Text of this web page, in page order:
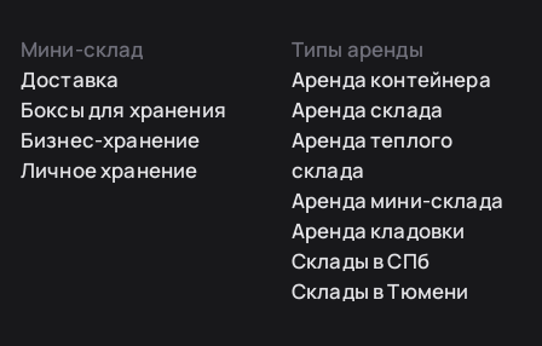
Мини-склад
Доставка
Боксы для хранения
Бизнес-хранение
Личное хранение
Типы аренды
Аренда контейнера
Аренда склада
Аренда теплого
склада
Аренда мини-склада
Аренда кладовки
Склады в СПб
Склады в Тюмени